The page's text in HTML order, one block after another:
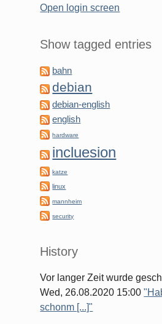
Open login screen
Show tagged entries
bahn
debian
debian-english
english
hardware
incluesion
katze
linux
mannheim
security
History
Vor langer Zeit wurde
Wed, 26.08.2020 15:00
schonm [...]"